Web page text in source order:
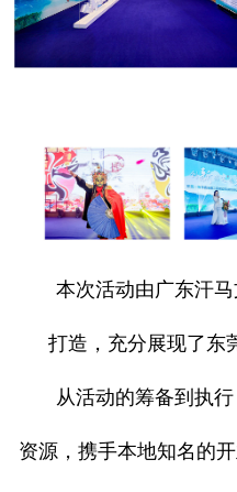
本次活动由广东汗
打造，充分展现了东
从活动的筹备到执
资源，携手本地知名的